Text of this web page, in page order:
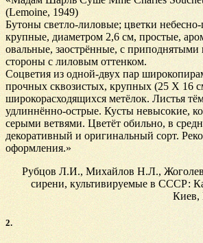
(Lemoine, 1949)
Бутоны светло-лиловые; цветки небесно-
крупные, диаметром 2,6 см, простые,
овальные, заострённые, с
стороны с лиловым оттенком.
Соцветия из одной-двух пар
прочных сквозистых, крупных (25 Х 16
широкорасходящихся метёлок. Листья
удлиннённо-острые. Кусты невысокие,
серыми ветвями. Цветёт обильно, в
декоративный и оригинальный сорт.
оформления.»
Рубцов Л.И., Михайлов Н.Л.,
сирени, культивируемые в СССР:
Киев,
2.